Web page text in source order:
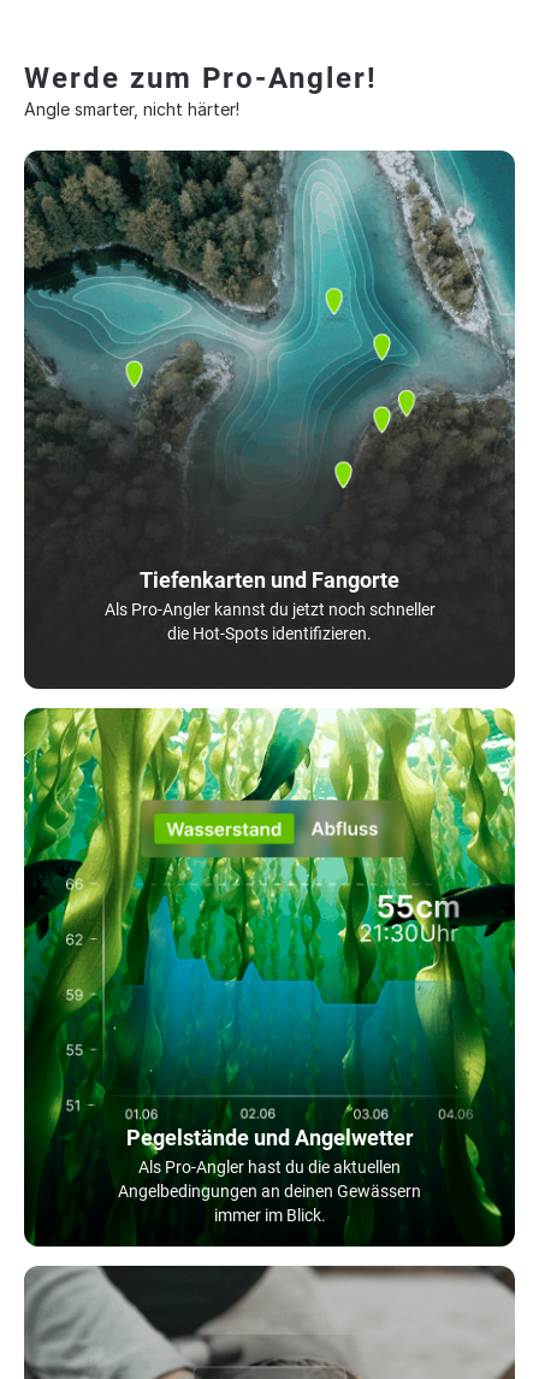
Werde zum Pro-Angler!
Angle smarter, nicht härter!
Tiefenkarten und Fangorte
Als Pro-Angler kannst du jetzt noch schneller
die Hot-Spots identifizieren.
Pegelstände und Angelwetter
Als Pro-Angler hast du die aktuellen
Angelbedingungen an deinen Gewässern
immer im Blick.